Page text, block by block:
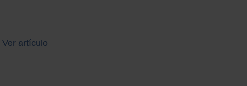
Ver artículo